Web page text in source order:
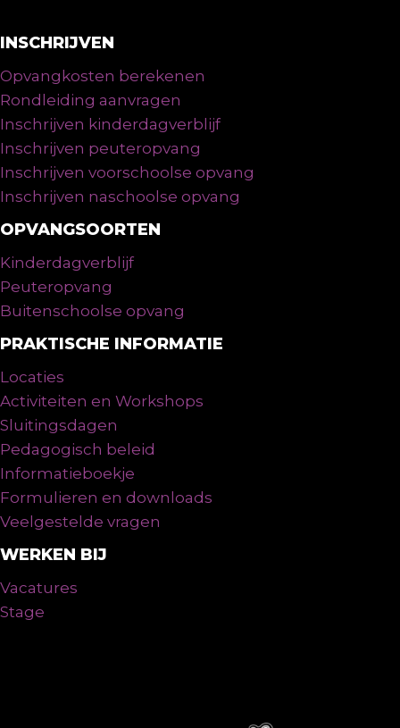
INSCHRIJVEN
Opvangkosten berekenen
Rondleiding aanvragen
Inschrijven kinderdagverblijf
Inschrijven peuteropvang
Inschrijven voorschoolse opvang
Inschrijven naschoolse opvang
OPVANGSOORTEN
Kinderdagverblijf
Peuteropvang
Buitenschoolse opvang
PRAKTISCHE INFORMATIE
Locaties
Activiteiten en Workshops
Sluitingsdagen
Pedagogisch beleid
Informatieboekje
Formulieren en downloads
Veelgestelde vragen
WERKEN BIJ
Vacatures
Stage